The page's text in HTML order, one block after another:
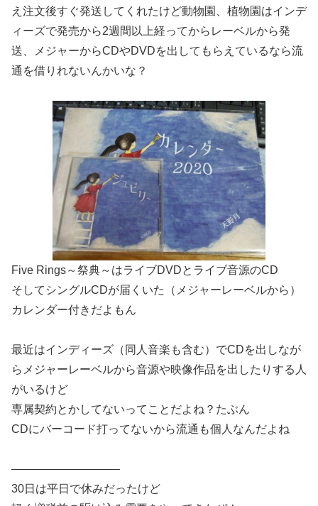
え注文後すぐ発送してくれたけど動物園、植物園はインデ
ィーズで発売から2週間以上経ってからレーベルから発
送、メジャーからCDやDVDを出してもらえているなら流
通を借りれないんかいな？
Five Rings～祭典～はライブDVDとライブ音源のCD
そしてシングルCDが届くいた（メジャーレーベルから）
カレンダー付きだよもん
最近はインディーズ（同人音楽も含む）でCDを出しなが
らメジャーレーベルから音源や映像作品を出したりする人
がいるけど
専属契約とかしてないってことだよね？たぶん
CDにバーコード打ってないから流通も個人なんだよね
—————————–
30日は平日で休みだったけど